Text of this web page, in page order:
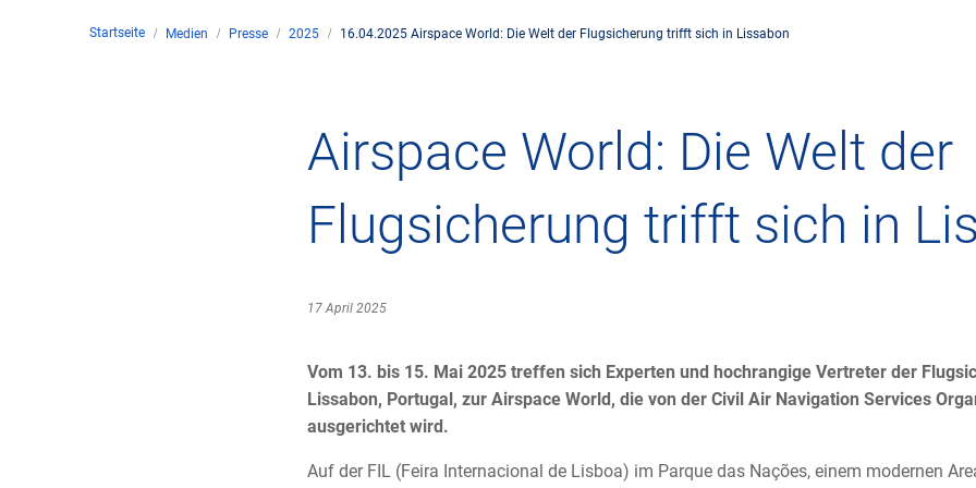
Unternehmen DFS
Geschäftspartner DFS
Technik
Forschung und Entwicklung
Klima
Umwelt vor Ort
FAQ zum
Drohnen an
Startseite Medien Presse 2025 16.04.2025 Airspace World: Die Welt der Flugsicherung trifft sich in Lissabon
Airspace World: Die Welt der
Flugsicherung trifft sich in
17 April 2025
Vom 13. bis 15. Mai 2025 treffen sich Experten und hochrangige Vertreter der
Lissabon, Portugal, zur Airspace World, die von der Civil Air Navigation Services
ausgerichtet wird.
Auf der FIL (Feira Internacional de Lisboa) im Parque das Nações, einem modernen